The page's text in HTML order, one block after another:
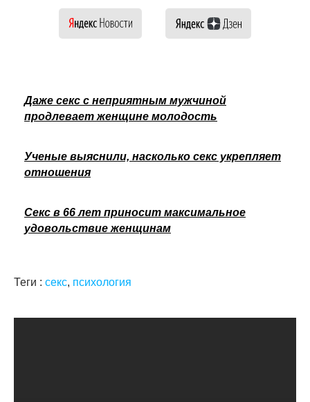
Даже секс с неприятным мужчиной
продлевает женщине молодость
Ученые выяснили, насколько секс укрепляет
отношения
Секс в 66 лет приносит максимальное
удовольствие женщинам
Теги : секс, психология